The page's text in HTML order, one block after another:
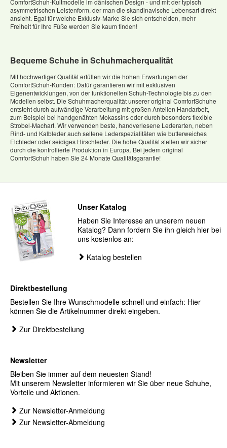
asymmetrischen Leistenform, der man die skandinavische Lebensart direkt
ansieht. Egal für welche Exklusiv-Marke Sie sich entscheiden, mehr
Freiheit für Ihre Füße werden Sie kaum finden!
Bequeme Schuhe in Schuhmacherqualität
Mit hochwertiger Qualität erfüllen wir die hohen Erwartungen der
ComfortSchuh-Kunden: Dafür garantieren wir mit exklusiven
Eigenentwicklungen, von der funktionellen Schuh-Technologie bis zu den
Modellen selbst. Die Schuhmacherqualität unserer original ComfortSchuhe
entsteht durch aufwändige Verarbeitung mit großen Anteilen Handarbeit,
zum Beispiel bei handgenähten Mokassins oder durch besonders flexible
Strobel-Machart. Wir verwenden beste, handverlesene Lederarten, neben
Rind- und Kalbleder auch seltene Lederspezialitäten wie butterweiches
Elchleder oder seidiges Hirschleder. Die hohe Qualität stellen wir sicher
durch die kontrollierte Produktion in Europa. Bei jedem original
ComfortSchuh haben Sie 24 Monate Qualitätsgarantie!
Unser Katalog
Haben Sie Interesse an unserem neuen
Katalog? Dann fordern Sie ihn gleich hier bei
uns kostenlos an:
Katalog bestellen
Direktbestellung
Bestellen Sie Ihre Wunschmodelle schnell und einfach: Hier
können Sie die Artikelnummer direkt eingeben.
Zur Direktbestellung
Newsletter
Bleiben Sie immer auf dem neuesten Stand!
Mit unserem Newsletter informieren wir Sie über neue Schuhe,
Vorteile und Aktionen.
Zur Newsletter-Anmeldung
Zur Newsletter-Abmeldung